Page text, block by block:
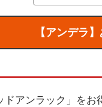
【アンデラ
ドアンラック」をお